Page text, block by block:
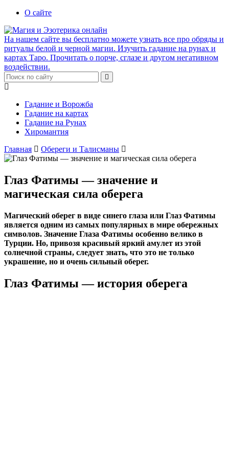
О сайте
На нашем сайте вы бесплатно можете узнать все про обряды и
ритуалы белой и черной магии. Изучить гадание на рунах и
картах Таро. Прочитать о порче, сглазе и другом негативном
воздействии.
Гадание и Ворожба
Гадание на картах
Гадание на Рунах
Хиромантия
Главная
Обереги и Талисманы
Глаз Фатимы — значение и
магическая сила оберега
Магический оберег в виде синего глаза или Глаз Фатимы
является одним из самых популярных в мире обережных
символов. Значение Глаза Фатимы особенно велико в
Турции. Но, привозя красивый яркий амулет из этой
солнечной страны, следует знать, что это не только
украшение, но и очень сильный оберег.
Глаз Фатимы — история оберега